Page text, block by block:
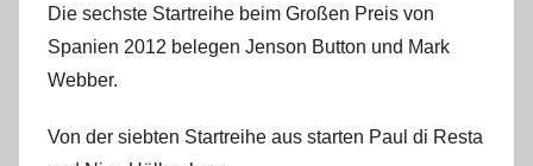
Die sechste Startreihe beim Großen Preis von
Spanien 2012 belegen Jenson Button und Mark
Webber.
Von der siebten Startreihe aus starten Paul di Resta